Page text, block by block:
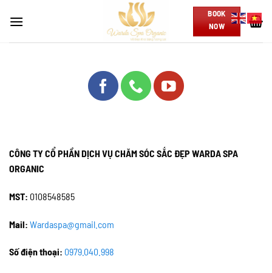
BOOK
NOW
CÔNG TY CỔ PHẦN DỊCH VỤ CHĂM SÓC SẮC ĐẸP WARDA SPA
ORGANIC
MST: 0108548585
Mail: Wardaspa@gmail.com
Số điện thoại: 0979.040.998